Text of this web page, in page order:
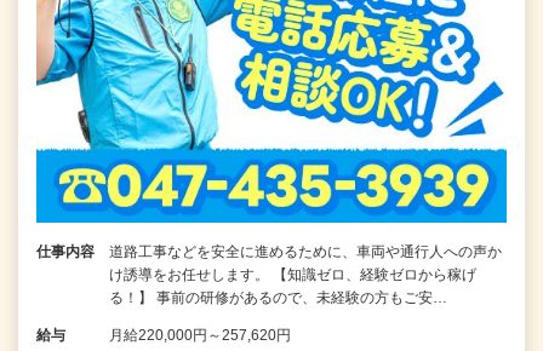
仕事内容
道路工事などを安全に進めるために、車両や通行人への声か
け誘導をお任せします。 【知識ゼロ、経験ゼロから稼げ
る！】 事前の研修があるので、未経験の方もご安…
給与 月給220,000円～257,620円